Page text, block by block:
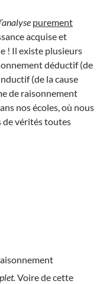
purement
acquise et
! Il existe plusieurs
déductif (de
(de la cause
de raisonnement
nos écoles, où nous
de vérités toutes
Voire de cette